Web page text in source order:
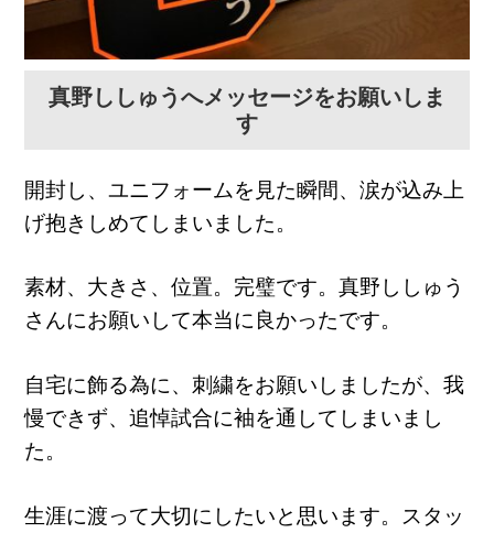
真野ししゅうへメッセージをお願いしま
す
開封し、ユニフォームを見た瞬間、涙が込み上
げ抱きしめてしまいました。
素材、大きさ、位置。完璧です。真野ししゅう
さんにお願いして本当に良かったです。
自宅に飾る為に、刺繍をお願いしましたが、我
慢できず、追悼試合に袖を通してしまいまし
た。
生涯に渡って大切にしたいと思います。スタッ